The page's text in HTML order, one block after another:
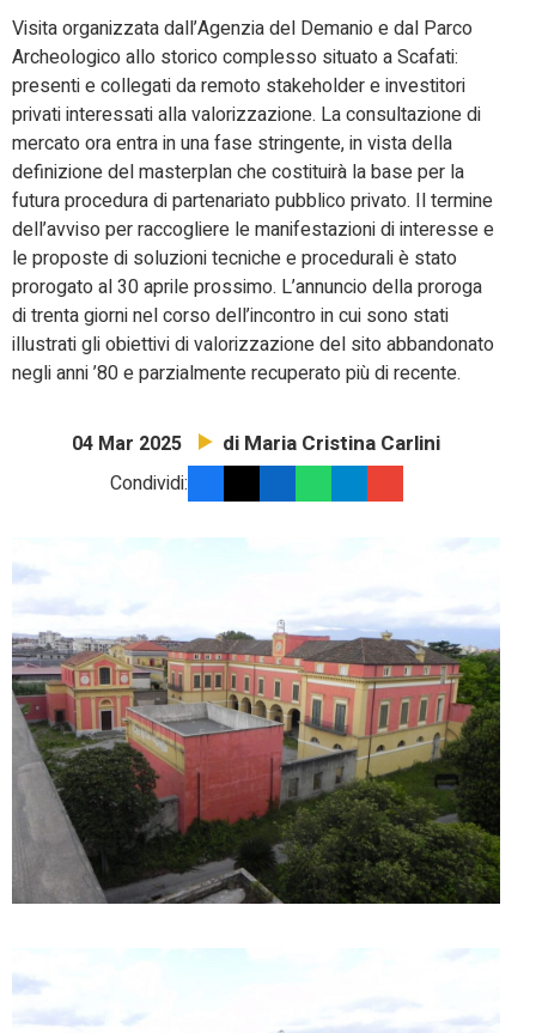
Visita organizzata dall’Agenzia del Demanio e dal Parco
Archeologico allo storico complesso situato a Scafati:
presenti e collegati da remoto stakeholder e investitori
privati interessati alla valorizzazione. La consultazione di
mercato ora entra in una fase stringente, in vista della
definizione del masterplan che costituirà la base per la
futura procedura di partenariato pubblico privato. Il termine
dell’avviso per raccogliere le manifestazioni di interesse e
le proposte di soluzioni tecniche e procedurali è stato
prorogato al 30 aprile prossimo. L’annuncio della proroga
di trenta giorni nel corso dell’incontro in cui sono stati
illustrati gli obiettivi di valorizzazione del sito abbandonato
negli anni ’80 e parzialmente recuperato più di recente.
04 Mar 2025 di Maria Cristina Carlini
Condividi: